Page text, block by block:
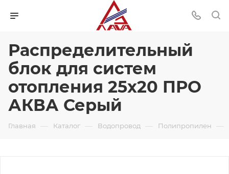
Распределительный
блок для систем
отопления 25х20 ПРО
АКВА Серый
Главная — Каталог — Водопровод — Полипропилен —